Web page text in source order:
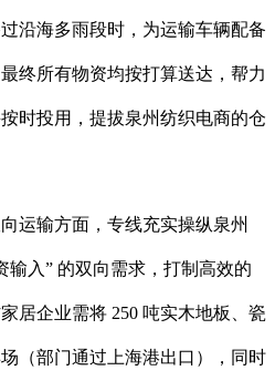
沿海多雨段时，为运输车辆配备
终所有物资均按打算送达，帮力
时投用，提拔泉州纺织电商的仓
输方面，专线充实操纵泉州
输入” 的双向需求，打制高效的
居企业需将 250 吨实木地板、瓷
（部门通过上海港出口），同时